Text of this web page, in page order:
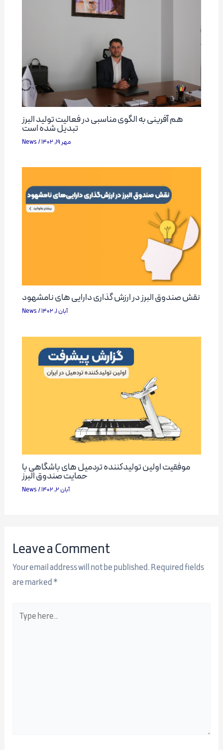
هم آفرینی به الگوی مناسبی در فعالیت تولید البرز
تبدیل شده است
News / مهر 19, 1402
نقش صندوق البرز در ارزش گذاری دارایی های نامشهود
News / آبان 1, 1402
موفقیت اولین تولیدکننده تردمیل های باشگاهی با
حمایت صندوق البرز
News / آبان 2, 1402
Leave a Comment
Your email address will not be published.Required fields
are marked*
here..